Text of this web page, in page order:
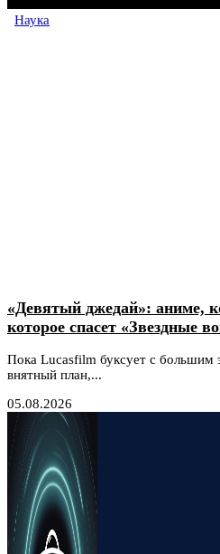
Наука
«Девятый джедай»: аниме,
которое спасет «Звездные
Пока Lucasfilm буксует с большим
внятный план,...
05.08.2026